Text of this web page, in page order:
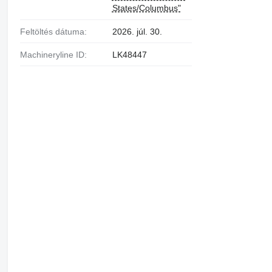
States/Columbus"
Feltöltés dátuma: 2026. júl. 30.
Machineryline ID: LK48447